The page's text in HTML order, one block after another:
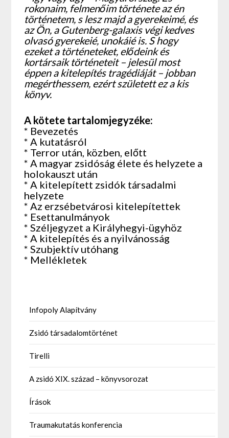
rokonaim, felmenőim története az én
történetem, s lesz majd a gyerekeimé, és
az Ön, a Gutenberg-galaxis végi kedves
olvasó gyerekeié, unokáié is. S hogy
ezeket a történeteket, elődeink és
kortársaik történeteit – jelesül most
éppen a kitelepítés tragédiáját – jobban
megérthessem, ezért született ez a kis
könyv.
A kötete tartalomjegyzéke:
* Bevezetés
* A kutatásról
* Terror után, közben, előtt
* A magyar zsidóság élete és helyzete a
holokauszt után
* A kitelepített zsidók társadalmi
helyzete
* Az erzsébetvárosi kitelepítettek
* Esettanulmányok
* Széljegyzet a Királyhegyi-ügyhöz
* A kitelepítés és a nyilvánosság
* Szubjektív utóhang
* Mellékletek
Infopoly Alapítvány
Zsidó társadalomtörténet
Tirelli
A zsidó XIX. század – könyvsorozat
Írások
Traumakutatás konferencia